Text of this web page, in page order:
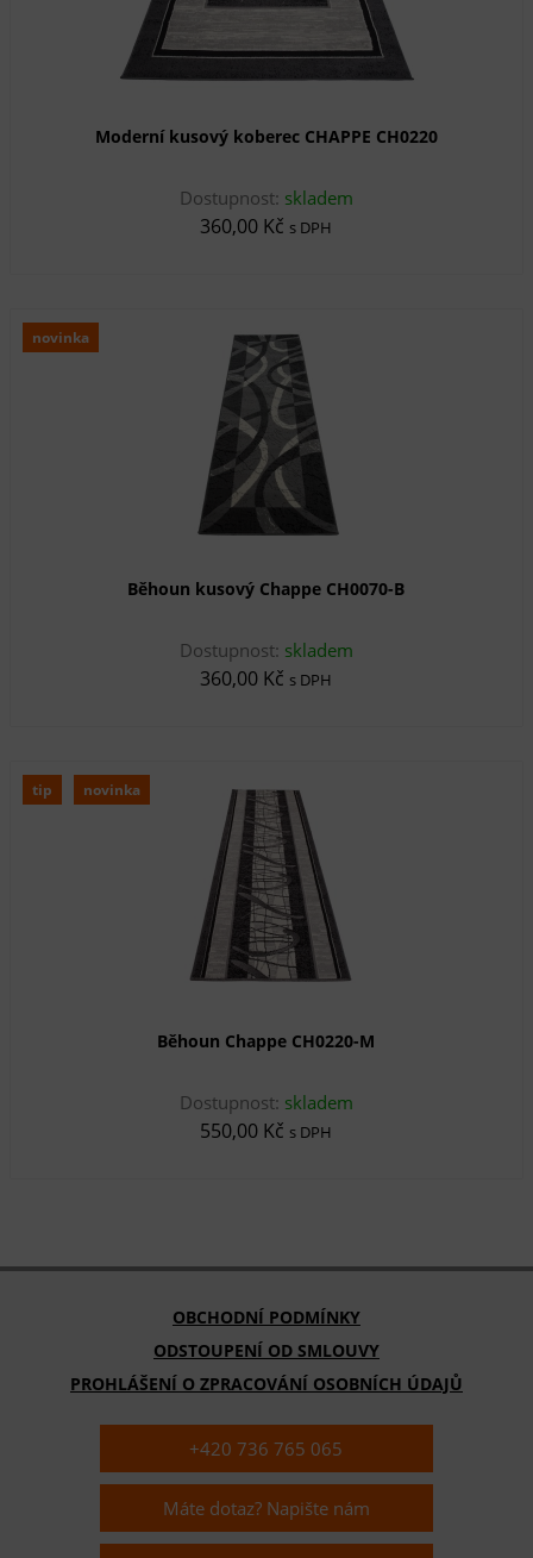
Moderní kusový koberec CHAPPE CH0220
Dostupnost: skladem
360,00 Kč s DPH
novinka
Běhoun kusový Chappe CH0070-B
Dostupnost: skladem
360,00 Kč s DPH
tip novinka
Běhoun Chappe CH0220-M
Dostupnost: skladem
550,00 Kč s DPH
OBCHODNÍ PODMÍNKY
ODSTOUPENÍ OD SMLOUVY
PROHLÁŠENÍ O ZPRACOVÁNÍ OSOBNÍCH ÚDAJŮ
+420 736 765 065
Máte dotaz? Napište nám